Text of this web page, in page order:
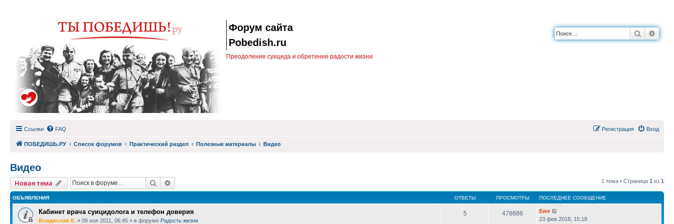
Форум сайта
Pobedish.ru
Преодоление суицида и обретение радости жизни
Поиск
Ссылки FAQ Вход
Регистрация
ПОБЕДИШЬ.РУ Список форумов Практический раздел Полезные материалы Видео
Видео
Новая тема Поиск 1 тема • Страница 1 из 1
ОБЪЯВЛЕНИЯ ОТВЕТЫ ПРОСМОТРЫ ПОСЛЕДНЕЕ СООБЩЕНИЕ
Кабинет врача суицидолога и телефон доверия
Владислав К. » 09 ноя 2011, 06:45 » в форуме Радость жизни
5 478686
Ewe
23 фев 2018, 15:18